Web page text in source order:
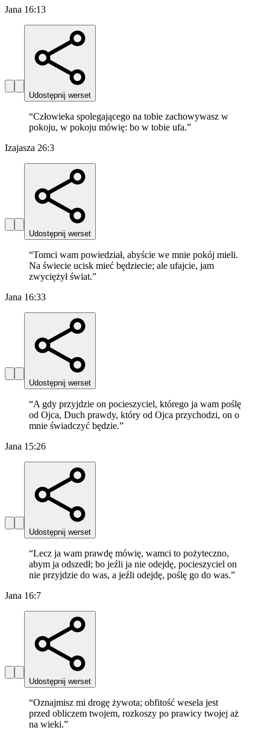
Jana 16:13
Udostępnij werset
“Człowieka spolegającego na tobie zachowywasz w
pokoju, w pokoju mówię: bo w tobie ufa.”
Izajasza 26:3
Udostępnij werset
“Tomci wam powiedział, abyście we mnie pokój mieli.
Na świecie ucisk mieć będziecie; ale ufajcie, jam
zwyciężył świat.”
Jana 16:33
Udostępnij werset
“A gdy przyjdzie on pocieszyciel, którego ja wam poślę
od Ojca, Duch prawdy, który od Ojca przychodzi, on o
mnie świadczyć będzie.”
Jana 15:26
Udostępnij werset
“Lecz ja wam prawdę mówię, wamci to pożyteczno,
abym ja odszedł; bo jeźli ja nie odejdę, pocieszyciel on
nie przyjdzie do was, a jeźli odejdę, poślę go do was.”
Jana 16:7
Udostępnij werset
“Oznajmisz mi drogę żywota; obfitość wesela jest
przed obliczem twojem, rozkoszy po prawicy twojej aż
na wieki.”